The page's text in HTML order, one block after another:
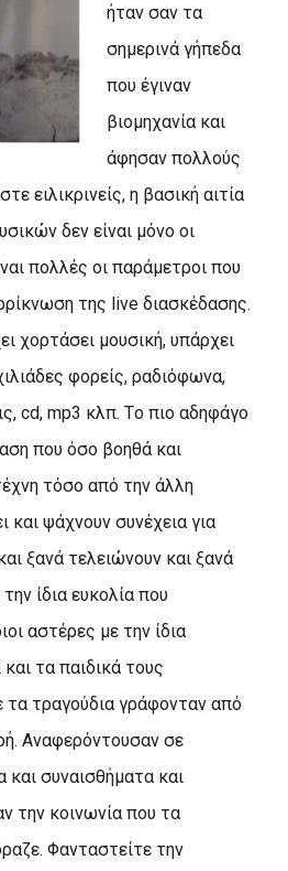
ήταν σαν τα
σημερινά γήπεδα
που έγιναν
βιομηχανία και
άφησαν πολλούς
ειλικρινείς, η βασική αιτία
δεν είναι μόνο οι
πολλές οι παράμετροι που
της live διασκέδασης.
χορτάσει μουσική, υπάρχει
φορείς, ραδιόφωνα,
cd, mp3 κλπ. Tο πιο αδηφάγο
που όσο βοηθά και
τόσο από την άλλη
και ψάχνουν συνέχεια για
ξανά τελειώνουν και ξανά
ίδια ευκολία που
αστέρες με την ίδια
τα παιδικά τους
τα τραγούδια γράφονταν από
Aναφερόντουσαν σε
και συναισθήματα και
την κοινωνία που τα
Φανταστείτε την